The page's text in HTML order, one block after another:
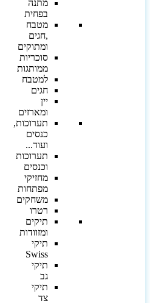
מתנה
בפחית
מטבח
,חגים
ומתוקים
סוכריות
ממותגות
למטבח
חגים
יין
ומארזים
תערוכות,
כנסים
ועוד...
תערוכות
וכנסים
מחזיקי
מפתחות
משחקים
רטרו
תיקים
ומזוודות
תיקי
Swiss
תיקי
תיקי